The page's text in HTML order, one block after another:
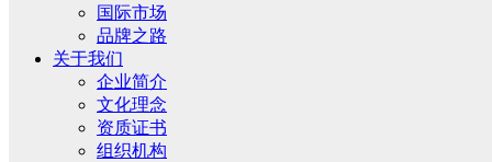
国际市场
品牌之路
关于我们
企业简介
文化理念
资质证书
组织机构